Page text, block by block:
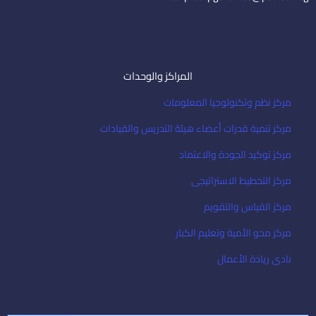
المراكز والوحدات
مركز نظم وتكنولوجيا المعلومات
مركز تنمية قدرات أعضاء هيئة التدريس والقيادات
مركز توكيد الجودة والاعتماد
مركز التخطيط الاستراتيجى
مركز القياس والتقويم
مركز محو الأمية وتعليم الكبار
نادى ريادة الأعمال